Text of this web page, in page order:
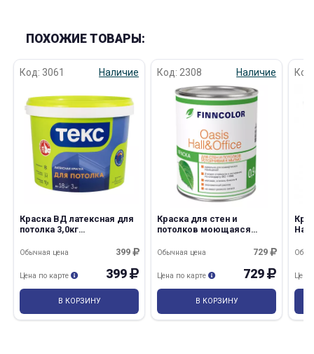
ПОХОЖИЕ ТОВАРЫ:
Код: 3061 Наличие
Краска ВД латексная для
потолка 3,0кг
399
Обычная цена
399
Цена по карте
В КОРЗИНУ
Код: 2308 Наличие
Краска для стен и
потолков моющаяся
729
Обычная цена
729
Цена по карте
В КОРЗИНУ
Цена